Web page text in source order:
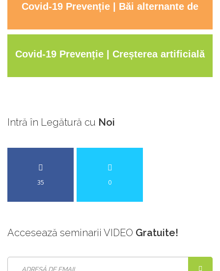
Covid-19 Prevenție | Băi alternante de
Covid-19 Prevenție | Creșterea artificială
Intră în Legătură cu Noi
35 0
Accesează seminarii VIDEO Gratuite!